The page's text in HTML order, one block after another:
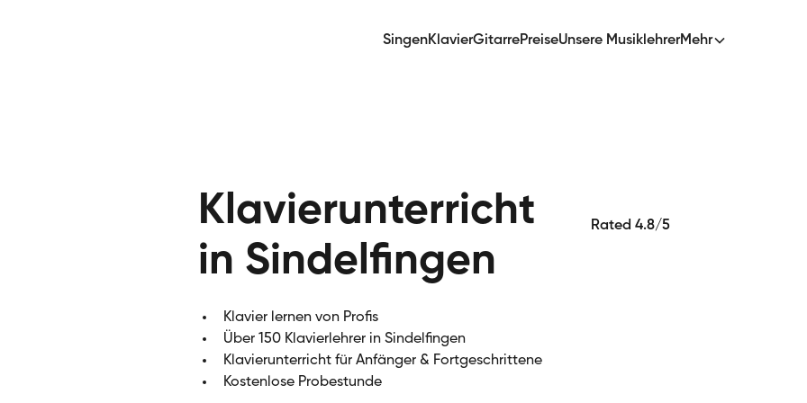
SingenKlavierGitarrePreiseUnsere MusiklehrerMehr
Klavierunterricht
in Sindelfingen
Klavier lernen von Profis
Über 150 Klavierlehrer in Sindelfingen
Klavierunterricht für Anfänger & Fortgeschrittene
Kostenlose Probestunde
Rated 4.8/5